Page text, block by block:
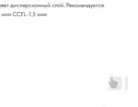
дисперсионный слой. Рекомендуется
мин CCFL-1,5 мин